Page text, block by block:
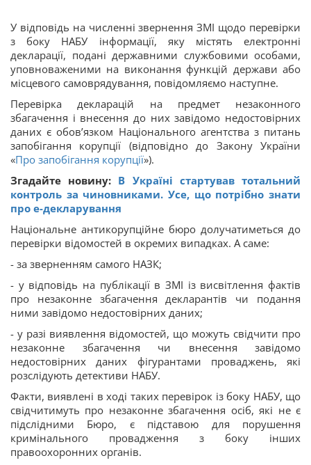
У відповідь на численні звернення ЗМІ щодо перевірки
з боку НАБУ інформації, яку містять електронні
декларації, подані державними службовими особами,
уповноваженими на виконання функцій держави або
місцевого самоврядування, повідомляємо наступне.
Перевірка декларацій на предмет незаконного
збагачення і внесення до них завідомо недостовірних
даних є обов’язком Національного агентства з питань
запобігання корупції (відповідно до Закону України
«Про запобігання корупції»).
Згадайте новину: В Україні стартував тотальний
контроль за чиновниками. Усе, що потрібно знати
про е-декларування
Національне антикорупційне бюро долучатиметься до
перевірки відомостей в окремих випадках. А саме:
- за зверненням самого НАЗК;
- у відповідь на публікації в ЗМІ із висвітлення фактів
про незаконне збагачення декларантів чи подання
ними завідомо недостовірних даних;
- у разі виявлення відомостей, що можуть свідчити про
незаконне збагачення чи внесення завідомо
недостовірних даних фігурантами проваджень, які
розслідують детективи НАБУ.
Факти, виявлені в ході таких перевірок із боку НАБУ, що
свідчитимуть про незаконне збагачення осіб, які не є
підслідними Бюро, є підставою для порушення
кримінального провадження з боку інших
правоохоронних органів.